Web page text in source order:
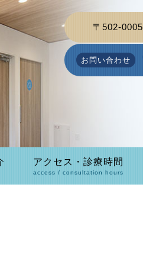
〒502-0005
お問い合わせ
アクセス・診療時間
access / consultation hours